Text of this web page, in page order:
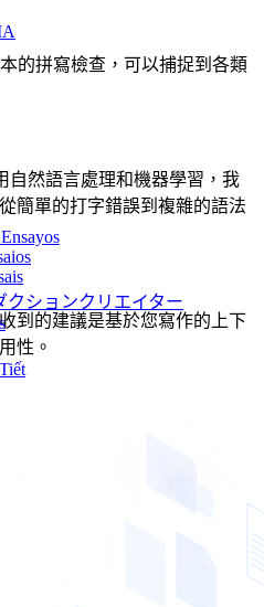
ションクリエイター
的拼寫檢查，可以捕捉到各類
自然語言處理和機器學習，我
簡單的打字錯誤到複雜的語法
到的建議是基於您寫作的上下
性。